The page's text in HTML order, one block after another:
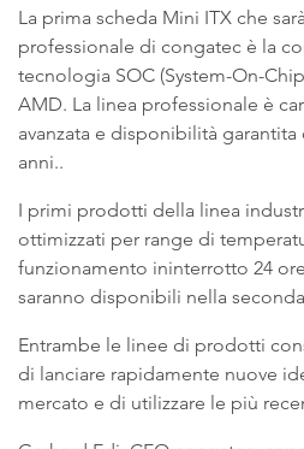
La prima scheda Mini ITX che
professionale di congatec è la
tecnologia SOC (System-On-
AMD. La linea professionale è
avanzata e disponibilità
anni..
I primi prodotti della linea
ottimizzati per range di
funzionamento ininterrotto 24
saranno disponibili nella
Entrambe le linee di prodotti
di lanciare rapidamente nuove
mercato e di utilizzare le più